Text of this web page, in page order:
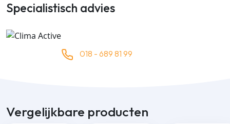
Specialistisch advies
018 - 689 81 99
Vergelijkbare producten